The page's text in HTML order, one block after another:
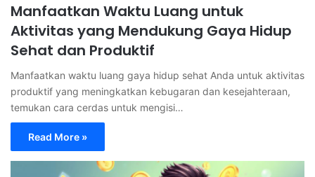
Manfaatkan Waktu Luang untuk
Aktivitas yang Mendukung Gaya Hidup
Sehat dan Produktif
Manfaatkan waktu luang gaya hidup sehat Anda untuk aktivitas
produktif yang meningkatkan kebugaran dan kesejahteraan,
temukan cara cerdas untuk mengisi…
Read More »